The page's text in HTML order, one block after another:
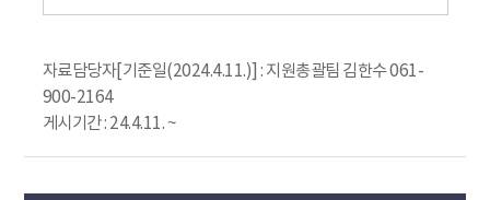
자료담당자[기준일(2024.4.11.)] : 지원총괄팀 김한수 061-
900-2164
게시기간 : 24.4.11. ~